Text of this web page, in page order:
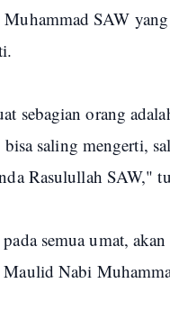
SAW
sebagian orang
saling mengerti,
Rasulullah SAW,"
semua umat,
Maulid Nabi